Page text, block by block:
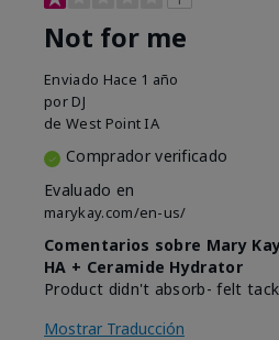
Not for me
Enviado Hace 1 año
por DJ
de West Point IA
Comprador verificado
Evaluado en
marykay.com/en-us/
Comentarios sobre Mary
HA + Ceramide Hydrator
Product didn't absorb- felt
Mostrar Traducción